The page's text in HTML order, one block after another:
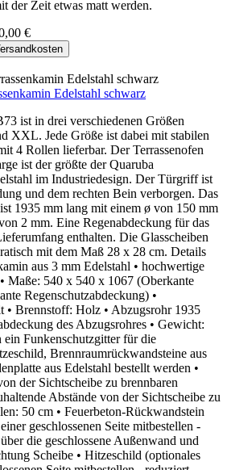
der Zeit etwas matt werden.
€
Edelstahl schwarz
ist in drei verschiedenen Größen
XXL. Jede Größe ist dabei mit stabilen
4 Rollen lieferbar. Der Terrassenofen
ist der größte der Quaruba
im Industriedesign. Der Türgriff ist
und dem rechten Bein verborgen. Das
1935 mm lang mit einem ø von 150 mm
2 mm. Eine Regenabdeckung für das
enthalten. Die Glasscheiben
mit dem Maß 28 x 28 cm. Details
aus 3 mm Edelstahl • hochwertige
Maße: 540 x 540 x 1067 (Oberkante
Regenschutzabdeckung) •
• Brennstoff: Holz • Abzugsrohr 1935
des Abzugsrohres • Gewicht:
ein Funkenschutzgitter für die
Brennraumrückwandsteine aus
aus Edelstahl bestellt werden •
der Sichtscheibe zu brennbaren
Abstände von der Sichtscheibe zu
50 cm • Feuerbeton-Rückwandstein
geschlossenen Seite mitbestellen -
die geschlossene Außenwand und
Scheibe • Hitzeschild (optionales